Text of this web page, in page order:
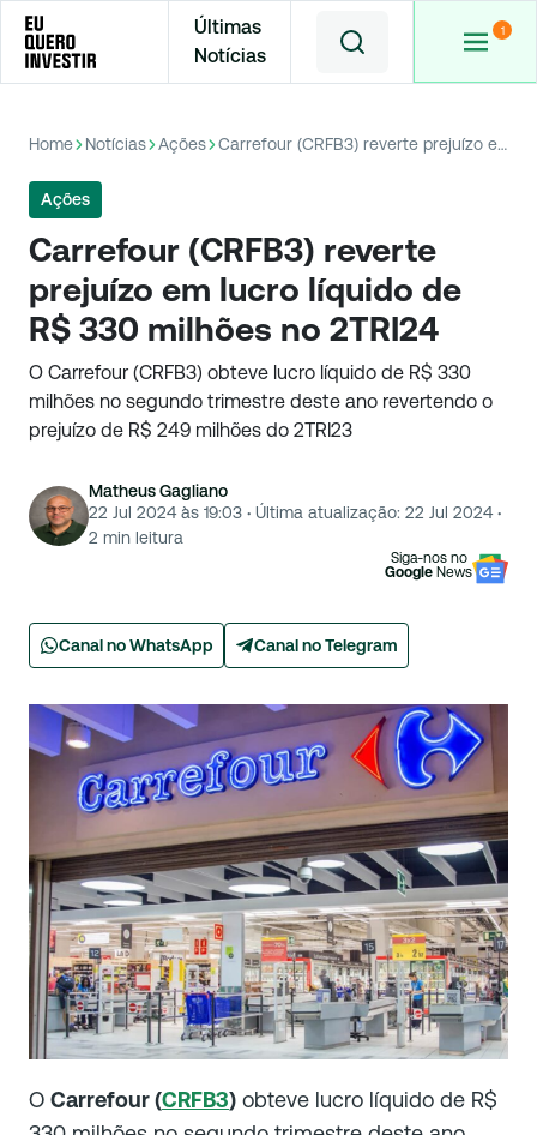
Últimas
Notícias
Home Notícias Ações Carrefour (CRFB3) reverte prejuízo em lucro líquido de R$ 330 milhões no 2TRI24
Ações
Carrefour (CRFB3) reverte
prejuízo em lucro líquido de
R$ 330 milhões no 2TRI24
O Carrefour (CRFB3) obteve lucro líquido de R$ 330
milhões no segundo trimestre deste ano revertendo o
prejuízo de R$ 249 milhões do 2TRI23
Matheus Gagliano
22 Jul 2024 às 19:03 · Última atualização: 22 Jul 2024 ·
2 min leitura
Siga-nos no
Google News
Canal no WhatsApp Canal no Telegram
O Carrefour (CRFB3) obteve lucro líquido de R$